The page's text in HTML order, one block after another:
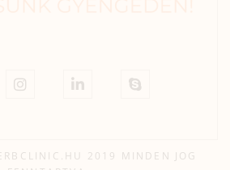
2019 MINDEN JOG